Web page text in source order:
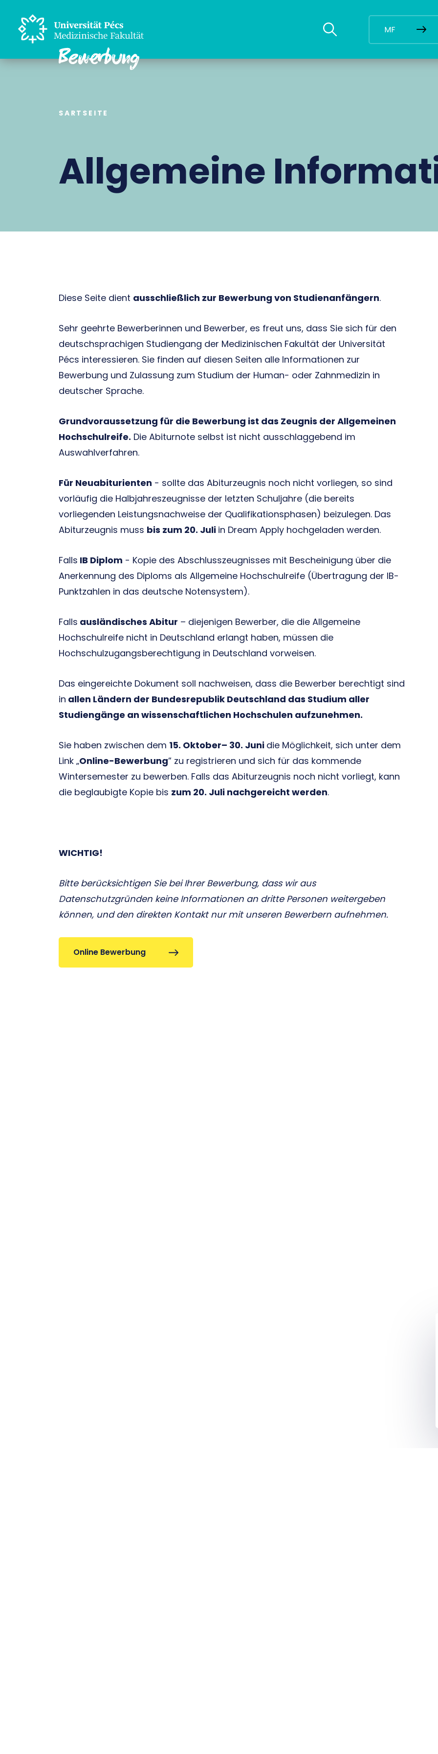
MF
SARTSEITE
Allgemeine
Diese Seite dient ausschließlich zur Bewerbung von Studienanfängern.
Sehr geehrte Bewerberinnen und Bewerber, es freut uns, dass Sie sich für den
deutschsprachigen Studiengang der Medizinischen Fakultät der Universität
Pécs interessieren. Sie finden auf diesen Seiten alle Informationen zur
Bewerbung und Zulassung zum Studium der Human- oder Zahnmedizin in
deutscher Sprache.
Grundvoraussetzung für die Bewerbung ist das Zeugnis der Allgemeinen
Hochschulreife. Die Abiturnote selbst ist nicht ausschlaggebend im
Auswahlverfahren.
Für Neuabiturienten - sollte das Abiturzeugnis noch nicht vorliegen, so sind
vorläufig die Halbjahreszeugnisse der letzten Schuljahre (die bereits
vorliegenden Leistungsnachweise der Qualifikationsphasen) beizulegen. Das
Abiturzeugnis muss bis zum 20. Juli in Dream Apply hochgeladen werden.
Falls IB Diplom - Kopie des Abschlusszeugnisses mit Bescheinigung über die
Anerkennung des Diploms als Allgemeine Hochschulreife (Übertragung der IB-
Punktzahlen in das deutsche Notensystem).
Falls ausländisches Abitur – diejenigen Bewerber, die die Allgemeine
Hochschulreife nicht in Deutschland erlangt haben, müssen die
Hochschulzugangsberechtigung in Deutschland vorweisen.
Das eingereichte Dokument soll nachweisen, dass die Bewerber berechtigt sind
in allen Ländern der Bundesrepublik Deutschland das Studium aller
Studiengänge an wissenschaftlichen Hochschulen aufzunehmen.
Sie haben zwischen dem 15. Oktober– 30. Juni die Möglichkeit, sich unter dem
Link „Online-Bewerbung” zu registrieren und sich für das kommende
Wintersemester zu bewerben. Falls das Abiturzeugnis noch nicht vorliegt, kann
die beglaubigte Kopie bis zum 20. Juli nachgereicht werden.
WICHTIG!
Bitte berücksichtigen Sie bei Ihrer Bewerbung, dass wir aus
Datenschutzgründen keine Informationen an dritte Personen weitergeben
können, und den direkten Kontakt nur mit unseren Bewerbern aufnehmen.
Online Bewerbung